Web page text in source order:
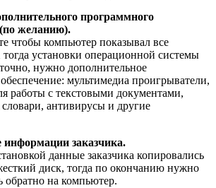
программного
желанию).
чтобы компьютер показывал все
установки операционной системы
нужно дополнительное
мультимедиа проигрыватели,
работы с текстовыми документами,
антивирусы и другие
информации заказчика.
данные заказчика копировались
диск, тогда по окончанию нужно
обратно на компьютер.